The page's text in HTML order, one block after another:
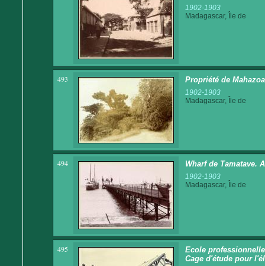
1902-1903
Madagascar, Île de
493 Propriété de
1902-1903
Madagascar, Île de
494 Wharf de Tamatave.
1902-1903
Madagascar, Île de
495
Ecole
Cage d'étude pour